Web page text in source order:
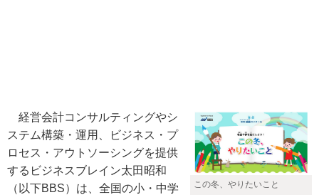
この冬、やりたいこと
経営会計コンサルティングやシ
ステム構築・運用、ビジネス・プ
ロセス・アウトソーシングを提供
するビジネスブレイン太田昭和
（以下BBS）は、全国の小・中学